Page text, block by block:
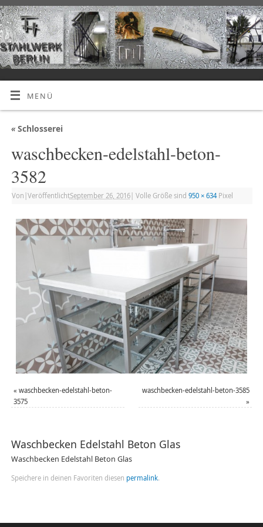
MENÜ
«Schlosserei
waschbecken-edelstahl-beton-
3582
Von |VeröffentlichtSeptember 26, 2016| Volle Größe sind 950 × 634Pixel
« waschbecken-edelstahl-beton-
3575
waschbecken-edelstahl-beton-3585
»
Waschbecken Edelstahl Beton Glas
Waschbecken Edelstahl Beton Glas
Speichere in deinen Favoriten diesen permalink.